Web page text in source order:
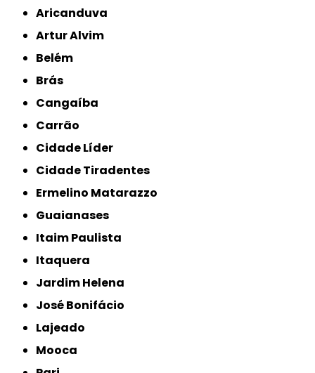
Aricanduva
Artur Alvim
Belém
Brás
Cangaíba
Carrão
Cidade Líder
Cidade Tiradentes
Ermelino Matarazzo
Guaianases
Itaim Paulista
Itaquera
Jardim Helena
José Bonifácio
Lajeado
Mooca